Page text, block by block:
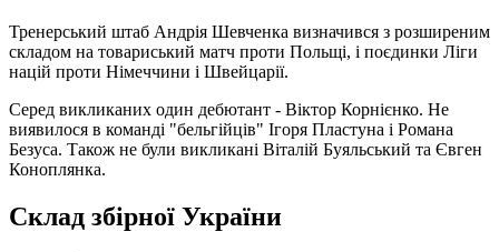
Тренерський штаб Андрія Шевченка визначився з розширеним
складом на товариський матч проти Польщі, і поєдинки Ліги
націй проти Німеччини і Швейцарії.
Серед викликаних один дебютант - Віктор Корнієнко. Не
виявилося в команді "бельгійців" Ігоря Пластуна і Романа
Безуса. Також не були викликані Віталій Буяльський та Євген
Коноплянка.
Склад збірної України